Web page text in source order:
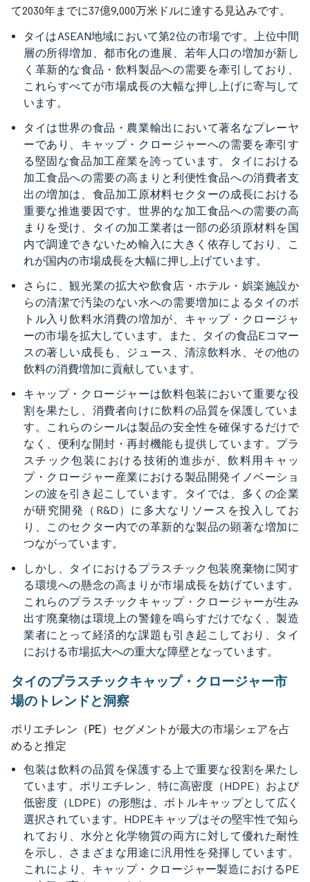
て2030年までに37億9,000万米ドルに達する見込みです。
タイはASEAN地域において第2位の市場です。上位中間
層の所得増加、都市化の進展、若年人口の増加が新し
く革新的な食品・飲料製品への需要を牽引しており、
これらすべてが市場成長の大幅な押し上げに寄与して
います。
タイは世界の食品・農業輸出において著名なプレーヤ
ーであり、キャップ・クロージャーへの需要を牽引す
る堅固な食品加工産業を誇っています。タイにおける
加工食品への需要の高まりと利便性食品への消費者支
出の増加は、食品加工原材料セクターの成長における
重要な推進要因です。世界的な加工食品への需要の高
まりを受け、タイの加工業者は一部の必須原材料を国
内で調達できないため輸入に大きく依存しており、こ
れが国内の市場成長を大幅に押し上げています。
さらに、観光業の拡大や飲食店・ホテル・娯楽施設か
らの清潔で汚染のない水への需要増加によるタイのボ
トル入り飲料水消費の増加が、キャップ・クロージャ
ーの市場を拡大しています。また、タイの食品Eコマー
スの著しい成長も、ジュース、清涼飲料水、その他の
飲料の消費増加に貢献しています。
キャップ・クロージャーは飲料包装において重要な役
割を果たし、消費者向けに飲料の品質を保護していま
す。これらのシールは製品の安全性を確保するだけで
なく、便利な開封・再封機能も提供しています。プラ
スチック包装における技術的進歩が、飲料用キャッ
プ・クロージャー産業における製品開発イノベーショ
ンの波を引き起こしています。タイでは、多くの企業
が研究開発（R&D）に多大なリソースを投入してお
り、このセクター内での革新的な製品の顕著な増加に
つながっています。
しかし、タイにおけるプラスチック包装廃棄物に関す
る環境への懸念の高まりが市場成長を妨げています。
これらのプラスチックキャップ・クロージャーが生み
出す廃棄物は環境上の警鐘を鳴らすだけでなく、製造
業者にとって経済的な課題も引き起こしており、タイ
における市場拡大への重大な障壁となっています。
タイのプラスチックキャップ・クロージャー市
場のトレンドと洞察
ポリエチレン（PE）セグメントが最大の市場シェアを占
めると推定
包装は飲料の品質を保護する上で重要な役割を果たし
ています。ポリエチレン、特に高密度（HDPE）および
低密度（LDPE）の形態は、ボトルキャップとして広く
選択されています。HDPEキャップはその堅牢性で知ら
れており、水分と化学物質の両方に対して優れた耐性
を示し、さまざまな用途に汎用性を発揮しています。
これにより、キャップ・クロージャー製造におけるPE